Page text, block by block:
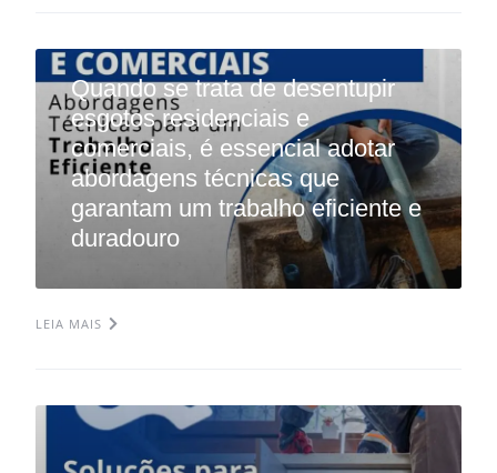
Quando se trata de desentupir
esgotos residenciais e
comerciais, é essencial adotar
abordagens técnicas que
garantam um trabalho eficiente e
duradouro
LEIA MAIS